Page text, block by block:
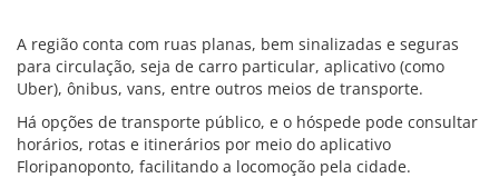
A região conta com ruas planas, bem sinalizadas e seguras
para circulação, seja de carro particular, aplicativo (como
Uber), ônibus, vans, entre outros meios de transporte.
Há opções de transporte público, e o hóspede pode consultar
horários, rotas e itinerários por meio do aplicativo
Floripanoponto, facilitando a locomoção pela cidade.